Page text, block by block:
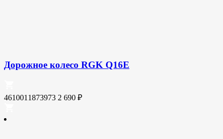
Дорожное колесо RGK Q16E
4610011873973 2 690 ₽